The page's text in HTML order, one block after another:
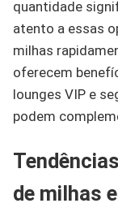
quantidade
atento a essas
milhas
oferecem
lounges VIP e
podem
de milhas